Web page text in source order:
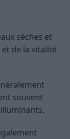
sèches et
de la vitalité
souvent